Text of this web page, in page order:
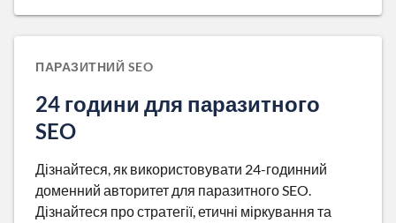
ПАРАЗИТНИЙ SEO
24 години для паразитного
SEO
Дізнайтеся, як використовувати 24-годинний
доменний авторитет для паразитного SEO.
Дізнайтеся про стратегії, етичні міркування та